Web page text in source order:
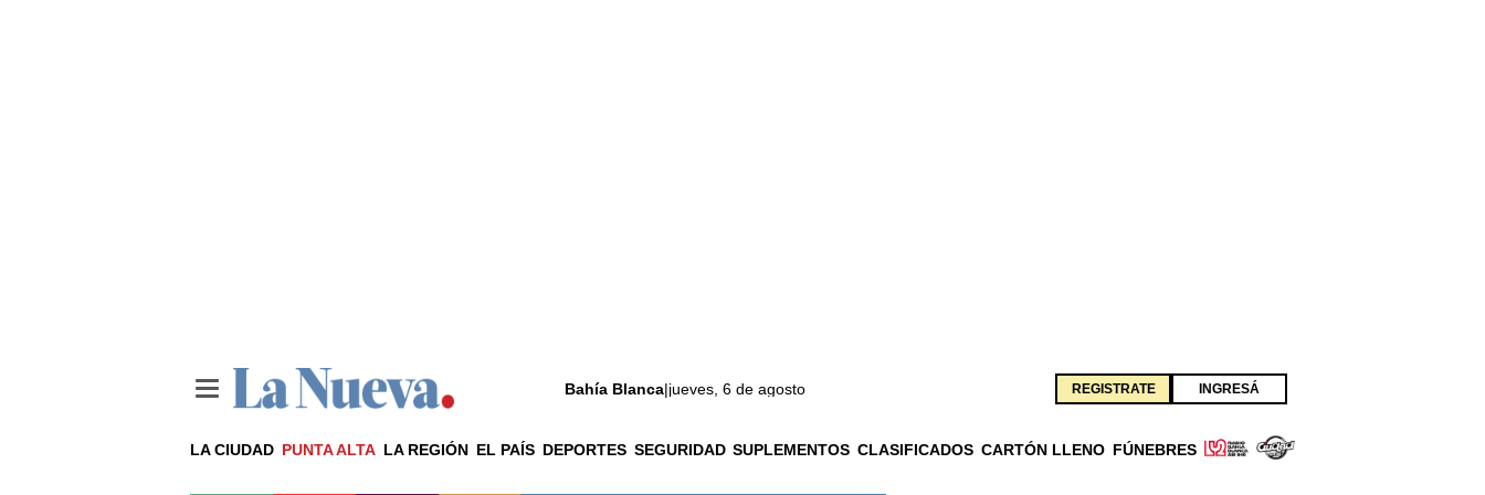
Bahía Blanca|jueves, 6 de agosto REGISTRATE INGRESÁ
LA CIUDAD PUNTA ALTA LA REGIÓN EL PAÍS DEPORTES SEGURIDAD SUPLEMENTOS CLASIFICADOS CARTÓN LLENO FÚNEBRES